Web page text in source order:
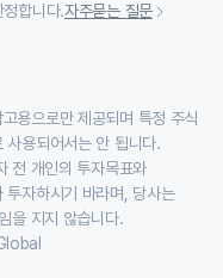
합니다.자주묻는 질문
용으로만 제공되며 특정 주식
사용되어서는 안 됩니다.
전 개인의 투자목표와
투자하시기 바라며, 당사는
을 지지 않습니다.